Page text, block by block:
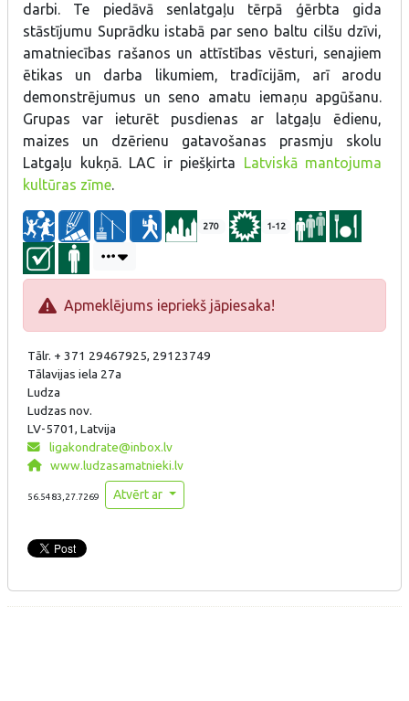
darbi. Te piedāvā senlatgaļu tērpā ģērbta gida
stāstījumu Suprādku istabā par seno baltu cilšu dzīvi,
amatniecības rašanos un attīstības vēsturi, senajiem
ētikas un darba likumiem, tradīcijām, arī arodu
demonstrējumus un seno amatu iemaņu apgūšanu.
Grupas var ieturēt pusdienas ar latgaļu ēdienu,
maizes un dzērienu gatavošanas prasmju skolu
Latgaļu kukņā.LAC ir piešķirta
Latviskā mantojuma
kultūras zīme.
270 1-12
Apmeklējums iepriekš jāpiesaka!
Tālr. + 371 29467925, 29123749
Tālavijas iela 27a
Ludza
Ludzas nov.
LV-5701, Latvija
ligakondrate@inbox.lv
www.ludzasamatnieki.lv
56.5483,27.7269 Atvērt ar